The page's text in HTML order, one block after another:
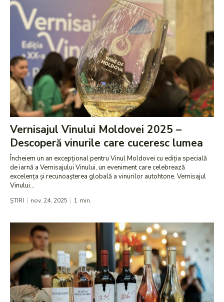
Vernisajul Vinului Moldovei 2025 –
Descoperă vinurile care cuceresc lumea
Încheiem un an excepțional pentru Vinul Moldovei cu ediția specială
de iarnă a Vernisajului Vinului, un eveniment care celebrează
excelența și recunoașterea globală a vinurilor autohtone. Vernisajul
Vinului...
ȘTIRI nov. 24, 2025 1 min.